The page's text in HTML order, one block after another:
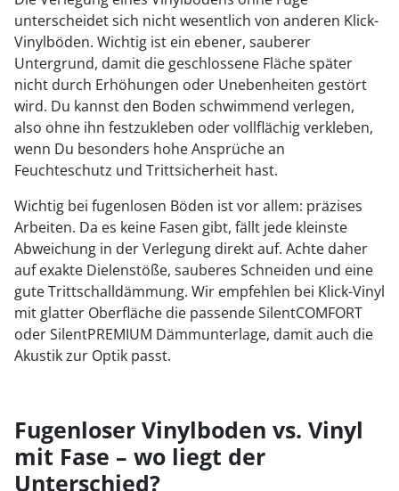
unterscheidet sich nicht wesentlich von anderen Klick-
Vinylböden. Wichtig ist ein ebener, sauberer
Untergrund, damit die geschlossene Fläche später
nicht durch Erhöhungen oder Unebenheiten gestört
wird. Du kannst den Boden schwimmend verlegen,
also ohne ihn festzukleben oder vollflächig verkleben,
wenn Du besonders hohe Ansprüche an
Feuchteschutz und Trittsicherheit hast.
Wichtig bei fugenlosen Böden ist vor allem: präzises
Arbeiten. Da es keine Fasen gibt, fällt jede kleinste
Abweichung in der Verlegung direkt auf. Achte daher
auf exakte Dielenstöße, sauberes Schneiden und eine
gute Trittschalldämmung. Wir empfehlen bei Klick-Vinyl
mit glatter Oberfläche die passende SilentCOMFORT
oder SilentPREMIUM Dämmunterlage, damit auch die
Akustik zur Optik passt.
Fugenloser Vinylboden vs. Vinyl
mit Fase – wo liegt der
Unterschied?